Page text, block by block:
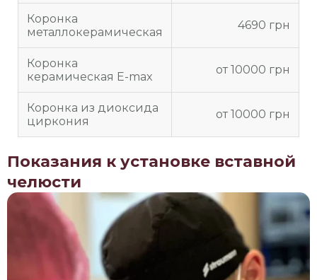
Коронка
металлокерамическая
4690 грн
Коронка
керамическая E-max
от 10000 грн
Коронка из диоксида
циркония
от 10000 грн
Показания к установке вставной
челюсти